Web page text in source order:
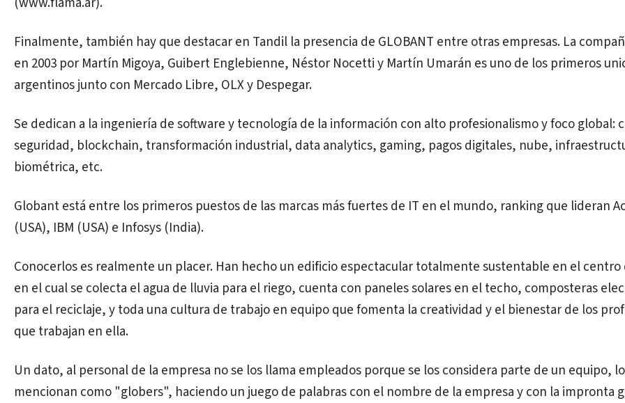
Finalmente, también hay que destacar en Tandil la presencia de GLOBANT entre otras empresas. La
en 2003 por Martín Migoya, Guibert Englebienne, Néstor Nocetti y Martín Umarán es uno de los primeros
argentinos junto con Mercado Libre, OLX y Despegar.
Se dedican a la ingeniería de software y tecnología de la información con alto profesionalismo y foco global:
seguridad, blockchain, transformación industrial, data analytics, gaming, pagos digitales, nube,
biométrica, etc.
Globant está entre los primeros puestos de las marcas más fuertes de IT en el mundo, ranking que lideran
(USA), IBM (USA) e Infosys (India).
Conocerlos es realmente un placer. Han hecho un edificio espectacular totalmente sustentable en el
en el cual se colecta el agua de lluvia para el riego, cuenta con paneles solares en el techo, composteras
para el reciclaje, y toda una cultura de trabajo en equipo que fomenta la creatividad y el bienestar de los
que trabajan en ella.
Un dato, al personal de la empresa no se los llama empleados porque se los considera parte de un equipo,
mencionan como "globers", haciendo un juego de palabras con el nombre de la empresa y con la impronta